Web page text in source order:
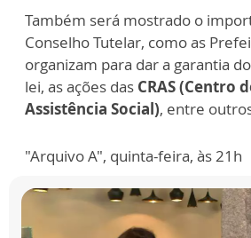
Também será mostrado o
Conselho Tutelar, como as
organizam para dar a garantia
lei, as ações das CRAS (Centro
Assistência Social), entre
"Arquivo A", quinta-feira, às 21h